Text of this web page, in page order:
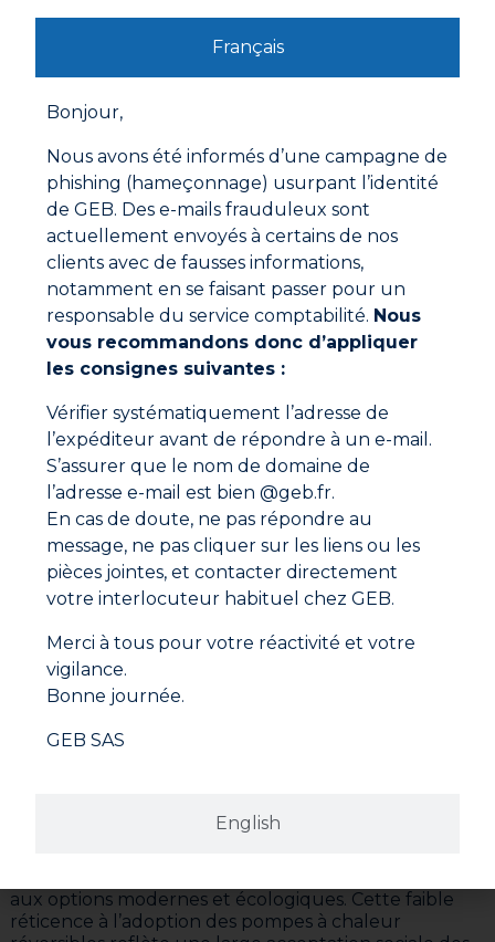
naturelle » et durable, séduit les consommateurs en
quête d’authenticité et de chaleur conviviale.
Dans ce nouveau paysage énergétique, les options
cheminées et les chaudières classiques,
autrefois considérées comme les principales
sources de chauffage, ne convainquent plus que
9% des répondants chacune.Ces systèmes,
souvent moins performants et plus polluants,
peinent à concurrencer les nouvelles technologies
plus économes et écologiques.
Un avenir prometteur pour les pompes à chaleur et
les systèmes réversibles : vers une transformation des
habitudes thermiques
engouement pour les systèmes de chauffage
réversibles, témoignant de lavolonté des Français
de moderniser leur confort thermique
52% des répondants estiment que les pompes à
chaleur et autres systèmes réversibles remplaceront
les dispositifs de chauffage traditionnels dans les
années à venir. Cette perception positive de l’avenir
de ces technologies souligne un changement
profond dans les habitudes énergétiques et la façon
dont les Français perçoivent la gestion de la chaleur
et du froid dans leur habitat. Parmi ces répondants,
37% expriment un désir actif de voir ces technologies
se généraliser, affirmant ainsi leur adhésion à des
solutions plus innovantes et écologiques
standards, mais recherchent des équipements
des sondés préfèrent conserver des systèmes
traditionnels (comme les radiateurs électriques ou les
aux options modernes et écologiques. Cette faible
réticence à l’adoption des pompes à chaleur
Français
English
Bonjour,
Nous avons été informés d’une campagne de
phishing (hameçonnage) usurpant l’identité
de GEB. Des e-mails frauduleux sont
actuellement envoyés à certains de nos
clients avec de fausses informations,
notamment en se faisant passer pour un
responsable du service comptabilité. Nous
vous recommandons donc d’appliquer
les consignes suivantes :
Vérifier systématiquement l’adresse de
l’expéditeur avant de répondre à un e-mail.
S’assurer que le nom de domaine de
l’adresse e-mail est bien @geb.fr.
En cas de doute, ne pas répondre au
message, ne pas cliquer sur les liens ou les
pièces jointes, et contacter directement
votre interlocuteur habituel chez GEB.
Merci à tous pour votre réactivité et votre
vigilance.
Bonne journée.
GEB SAS